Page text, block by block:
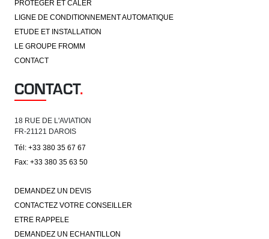
PROTEGER ET CALER
LIGNE DE CONDITIONNEMENT AUTOMATIQUE
ETUDE ET INSTALLATION
LE GROUPE FROMM
CONTACT
CONTACT.
18 RUE DE L'AVIATION
FR-21121 DAROIS
Tél: +33 380 35 67 67
Fax: +33 380 35 63 50
DEMANDEZ UN DEVIS
CONTACTEZ VOTRE CONSEILLER
ETRE RAPPELE
DEMANDEZ UN ECHANTILLON